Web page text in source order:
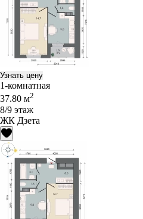
Узнать цену
1-комнатная
37.80 м2
8/9 этаж
ЖК Дзета